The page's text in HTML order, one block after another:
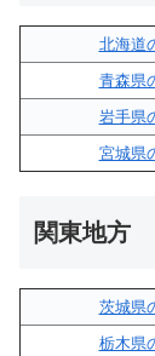
北海道
青森県
岩手県
宮城県
関東地方
茨城県
栃木県